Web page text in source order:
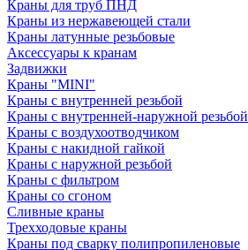
Краны для труб ПНД
Краны из нержавеющей стали
Краны латунные резьбовые
Аксессуары к кранам
Задвижки
Краны "MINI"
Краны с внутренней резьбой
Краны с внутренней-наружной резьбой
Краны с воздухоотводчиком
Краны с накидной гайкой
Краны с наружной резьбой
Краны с фильтром
Краны со сгоном
Сливные краны
Трехходовые краны
Краны под сварку полипропиленовые